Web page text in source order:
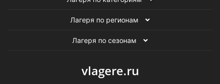
Лагеря по регионам
Лагеря по сезонам
vlagere.ru